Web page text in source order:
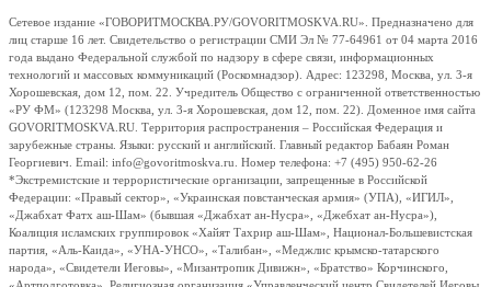
Сетевое издание «ГОВОРИТМОСКВА.РУ/GOVORITMOSKVA.RU». Предназначено для
лиц старше 16 лет. Свидетельство о регистрации СМИ Эл № 77-64961 от 04 марта 2016
года выдано Федеральной службой по надзору в сфере связи, информационных
технологий и массовых коммуникаций (Роскомнадзор). Адрес: 123298, Москва, ул. 3-я
Хорошевская, дом 12, пом. 22. Учредитель Общество с ограниченной ответственностью
«РУ ФМ» (123298 Москва, ул. 3-я Хорошевская, дом 12, пом. 22). Доменное имя сайта
GOVORITMOSKVA.RU. Территория распространения – Российская Федерация и
зарубежные страны. Языки: русский и английский. Главный редактор Бабаян Роман
Георгиевич. Email: info@govoritmoskva.ru. Номер телефона: +7 (495) 950-62-26
*Экстремистские и террористические организации, запрещенные в Российской
Федерации: «Правый сектор», «Украинская повстанческая армия» (УПА), «ИГИЛ»,
«Джабхат Фатх аш-Шам» (бывшая «Джабхат ан-Нусра», «Джебхат ан-Нусра»),
Коалиция исламских группировок «Хайят Тахрир аш-Шам», Национал-Большевистская
партия, «Аль-Каида», «УНА-УНСО», «Талибан», «Меджлис крымско-татарского
народа», «Свидетели Иеговы», «Мизантропик Дивижн», «Братство» Корчинского,